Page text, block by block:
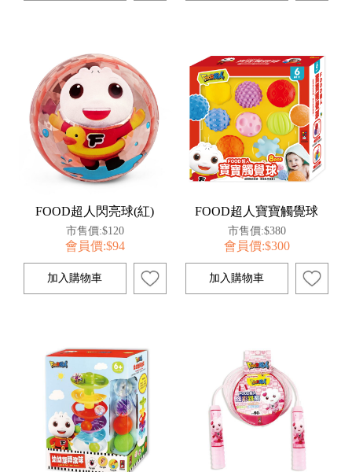
FOOD超人閃亮球(紅)
市售價:$120
會員價:$94
FOOD超人寶寶觸覺球
市售價:$380
會員價:$300